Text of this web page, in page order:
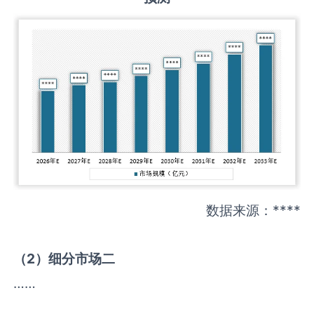
数据来源：****
（2）细分市场二
……